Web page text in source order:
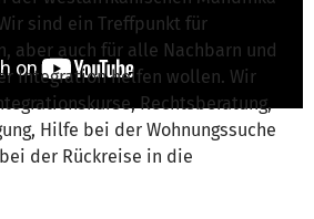
sind ein Treffpunkt für
aber auch für alle Nachbarn und
Integration helfen wollen. Wir
Rechtsberatung,
Hilfe bei der Wohnungssuche
der Rückreise in die